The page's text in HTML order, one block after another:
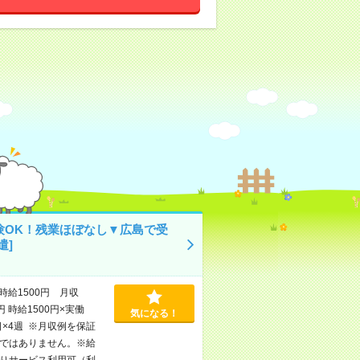
OK！残業ほぼなし▼広島で受
]
給1500円 月収
時給1500円×実働
×4週 ※月収例を保証
はありません。※給
気になる！